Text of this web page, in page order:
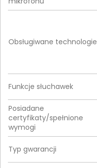
Obsługiwane technologie
Funkcje słuchawek
Posiadane
certyfikaty/spełnione
wymogi
Typ gwarancji